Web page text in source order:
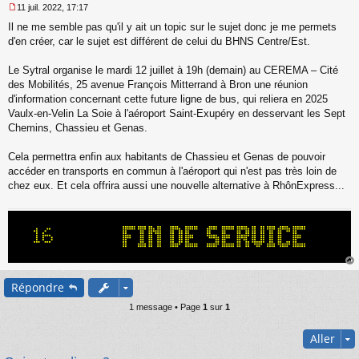
e
s
g
e
n
o
n
11 juil. 2022, 17:17
Il ne me semble pas qu'il y ait un topic sur le sujet donc je me permets
d'en créer, car le sujet est différent de celui du BHNS Centre/Est.
Le Sytral organise le mardi 12 juillet à 19h (demain) au CEREMA – Cité
des Mobilités, 25 avenue François Mitterrand à Bron une réunion
d'information concernant cette future ligne de bus, qui reliera en 2025
Vaulx-en-Velin La Soie à l'aéroport Saint-Exupéry en desservant les Sept
Chemins, Chassieu et Genas.
Cela permettra enfin aux habitants de Chassieu et Genas de pouvoir
accéder en transports en commun à l'aéroport qui n'est pas très loin de
chez eux. Et cela offrira aussi une nouvelle alternative à RhônExpress...
au
Répondre
1 message • Page 1 sur 1
Aller